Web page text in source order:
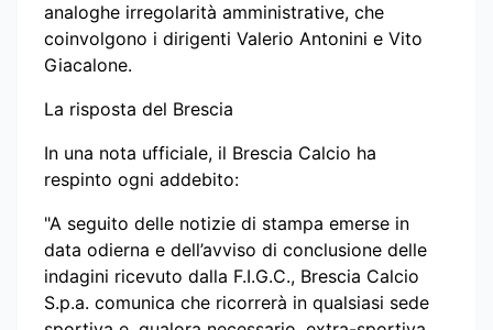
analoghe irregolarità amministrative, che
coinvolgono i dirigenti Valerio Antonini e Vito
Giacalone.
La risposta del Brescia
In una nota ufficiale, il Brescia Calcio ha
respinto ogni addebito:
"A seguito delle notizie di stampa emerse in
data odierna e dell’avviso di conclusione delle
indagini ricevuto dalla F.I.G.C., Brescia Calcio
S.p.a. comunica che ricorrerà in qualsiasi sede